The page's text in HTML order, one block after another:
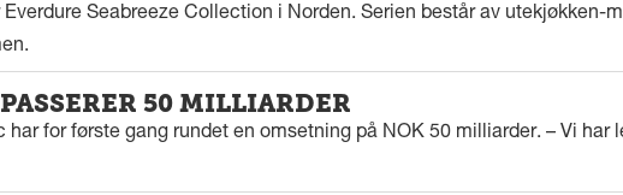
Seabreeze Collection i Norden. Serien består av utekjøkken-
50 MILLIARDER
har for første gang rundet en omsetning på NOK 50 milliarder. – Vi